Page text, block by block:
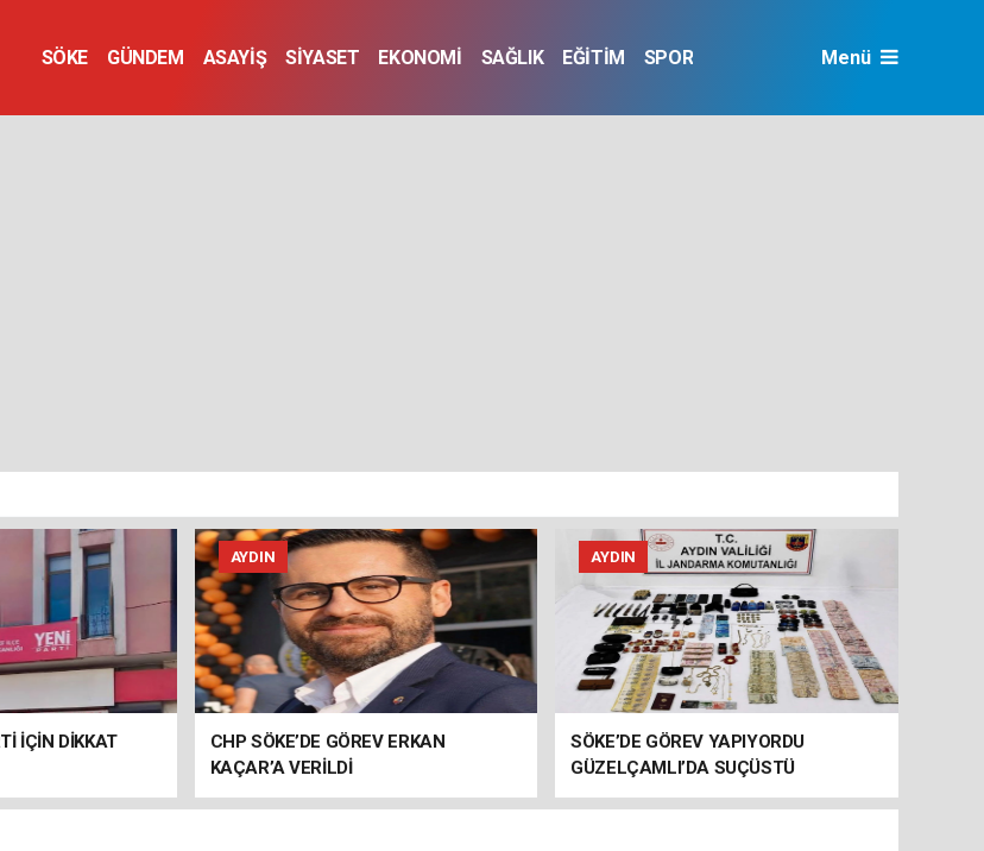
SÖKE GÜNDEM ASAYİŞ SİYASET EKONOMİ SAĞLIK EĞİTİM SPOR Menü
İÇİN DİKKAT
AYDIN
CHP SÖKE’DE GÖREV ERKAN
KAÇAR’A VERİLDİ
AYDIN
SÖKE’DE GÖREV YAPIYORDU
GÜZELÇAMLI’DA SUÇÜSTÜ
YAKALANDI!